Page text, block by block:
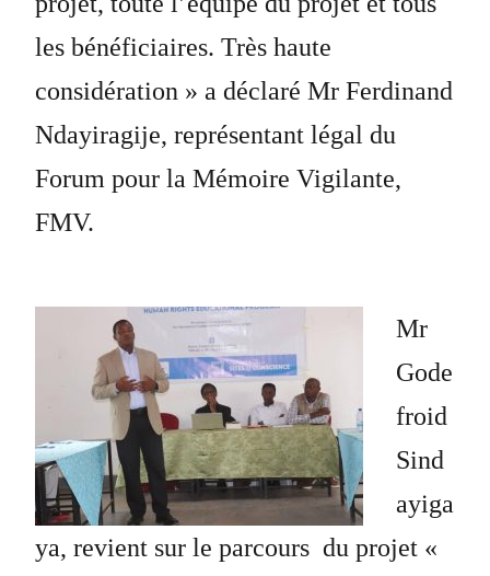
les bénéficiaires. Très haute
considération » a déclaré Mr Ferdinand
Ndayiragije, représentant légal du
Forum pour la Mémoire Vigilante,
FMV.
Mr
Gode
froid
Sind
ayiga
ya, revient sur le parcours du projet «